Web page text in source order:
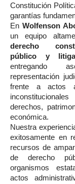
Constitución
garantías
En Wolfenson
un equipo
derecho
público y
entregando
representación
frente a actos
derechos,
económica.
Nuestra
exitosamente en
recursos de
de derecho
organismos
actos